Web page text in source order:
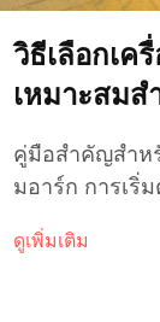
วิธีเลือกเค
เหมาะสมส
คู่มือสำคัญสำห
มอาร์ก การเริ่
เครื่องเชื่อมอา
ดูเพิ่มเติม